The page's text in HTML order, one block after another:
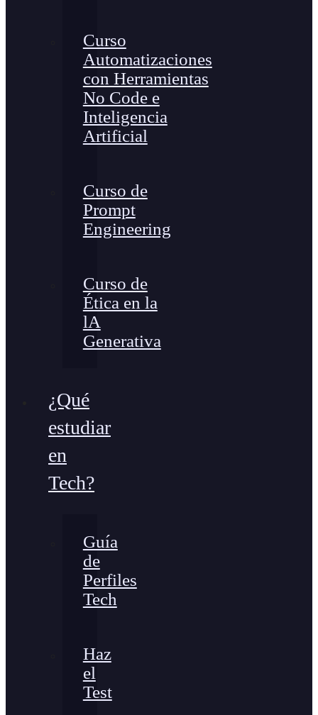
Curso
Automatizaciones
con Herramientas
No Code e
Inteligencia
Artificial
Curso de
Prompt
Engineering
Curso de
Ética en la
lA
Generativa
¿Qué
estudiar
en
Tech?
Guía
de
Perfiles
Tech
Haz
el
Test